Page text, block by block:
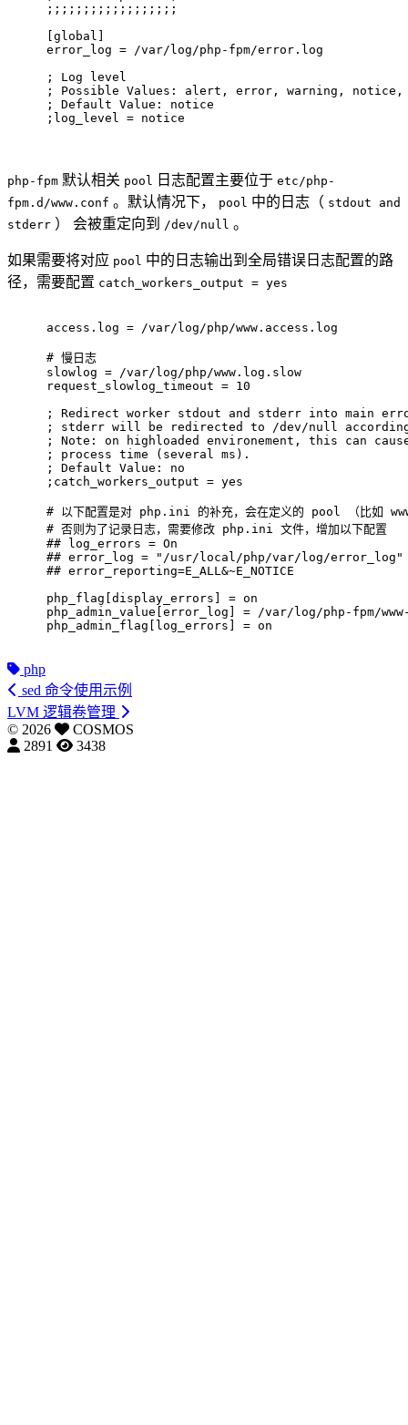
;;;;;;;;;;;;;;;;;;
[global]
error_log = /var/log/php-fpm/error.log
; Log level
; Possible Values: alert, error, warning, notice,
; Default Value: notice
;log_level = notice
php-fpm 默认相关 pool 日志配置主要位于 etc/php-
fpm.d/www.conf 。默认情况下， pool 中的日志（ stdout and
stderr ） 会被重定向到 /dev/null 。
如果需要将对应 pool 中的日志输出到全局错误日志配置的路
径，需要配置 catch_workers_output = yes
access.log = /var/log/php/www.access.log
# 慢日志
slowlog = /var/log/php/www.log.slow
request_slowlog_timeout = 10
; Redirect worker stdout and stderr into main
; stderr will be redirected to /dev/null according
; Note: on highloaded environement, this can
; process time (several ms).
; Default Value: no
;catch_workers_output = yes
#
以下配置是对 php.ini 的补充，会在定义的 pool （比如
# 否则为了记录日志，需要修改 php.ini 文件，增加以下配置
## log_errors = On
## error_log = "/usr/local/php/var/log/error_log"
## error_reporting=E_ALL&~E_NOTICE
php_flag[display_errors] = on
php_admin_value[error_log] = /var/log/php-fpm/
php_admin_flag[log_errors] = on
php
sed 命令使用示例
LVM 逻辑卷管理
© 2026
COSMOS
2891
3438